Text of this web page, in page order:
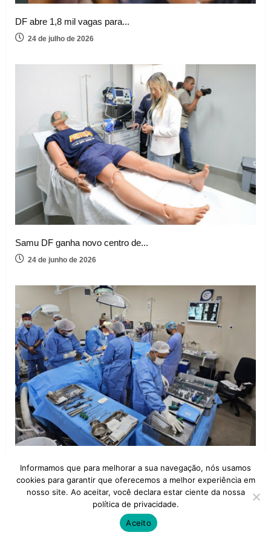
DF abre 1,8 mil vagas para...
24 de julho de 2026
Samu DF ganha novo centro de...
24 de junho de 2026
DF bate recorde histórico com mais...
17 de junho de 2026
Informamos que para melhorar a sua navegação, nós usamos
cookies para garantir que oferecemos a melhor experiência em
nosso site. Ao aceitar, você declara estar ciente da nossa
política de privacidade.
Aceito